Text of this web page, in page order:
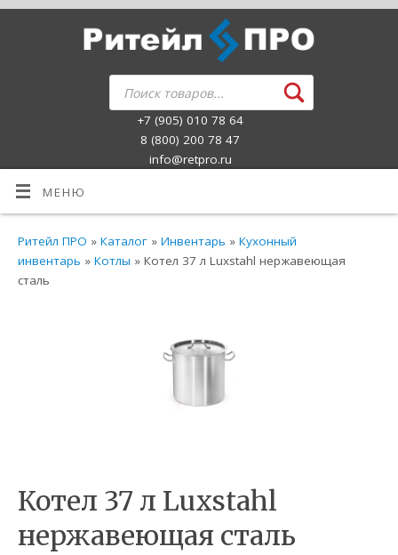
+7 (905) 010 78 64
8 (800) 200 78 47
info@retpro.ru
МЕНЮ
Ритейл ПРО »Каталог »Инвентарь »Кухонный
инвентарь »Котлы » Котел 37 л Luxstahl нержавеющая
сталь
Котел 37 л Luxstahl
нержавеющая сталь